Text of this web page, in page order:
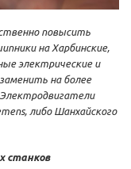
повысить
на Харбинские,
электрические и
на более
либо Шанхайского
станков